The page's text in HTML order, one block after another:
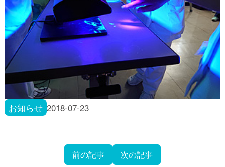
お知らせ 2018-07-23
前の記事 次の記事